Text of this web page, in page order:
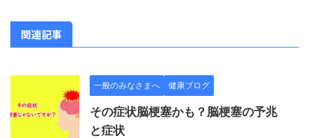
関連記事
一般のみなさまへ 健康ブログ
その症状脳梗塞かも？脳梗塞の予兆
と症状